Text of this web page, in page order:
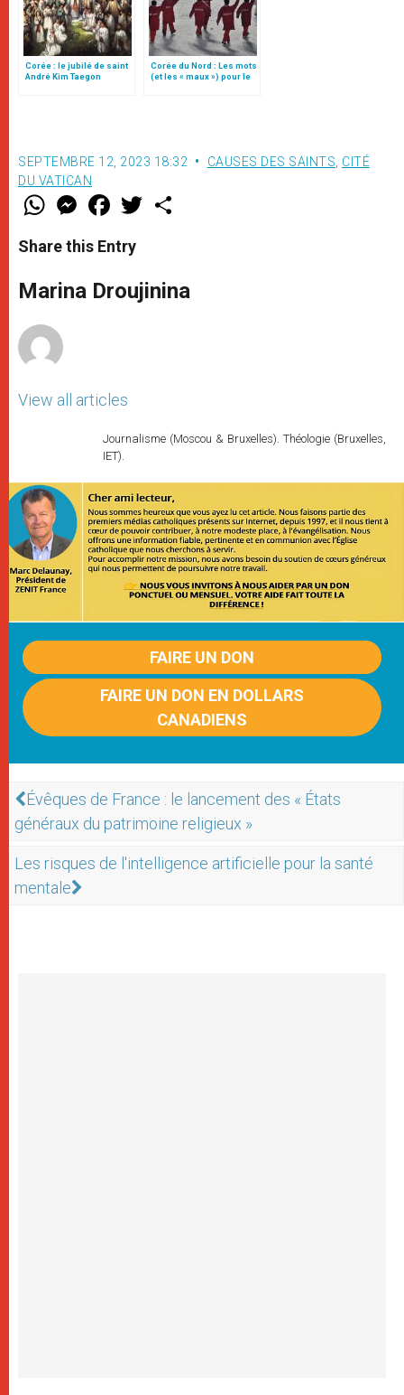
Corée : le jubilé de saint
André Kim Taegon
Corée du Nord : Les mots
(et les « maux ») pour le
SEPTEMBRE 12, 2023 18:32 CAUSES DES SAINTS, CITÉ
DU VATICAN
W
t
s
p
p
M
e
s
e
g
e
F
a
e
b
o
k
w
r
Share this Entry
Marina Droujinina
View all articles
Journalisme (Moscou & Bruxelles). Théologie (Bruxelles,
IET).
FAIRE UN DON
FAIRE UN DON EN DOLLARS
CANADIENS
Évêques de France : le lancement des « États
généraux du patrimoine religieux »
Les risques de l'intelligence artificielle pour la santé
mentale